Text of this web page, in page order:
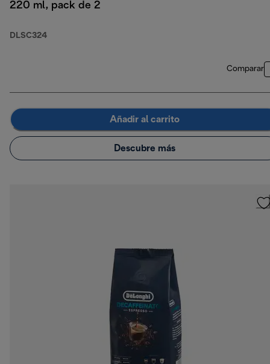
220 ml, pack de 2
DLSC324
Comparar
Añadir al carrito
Descubre más